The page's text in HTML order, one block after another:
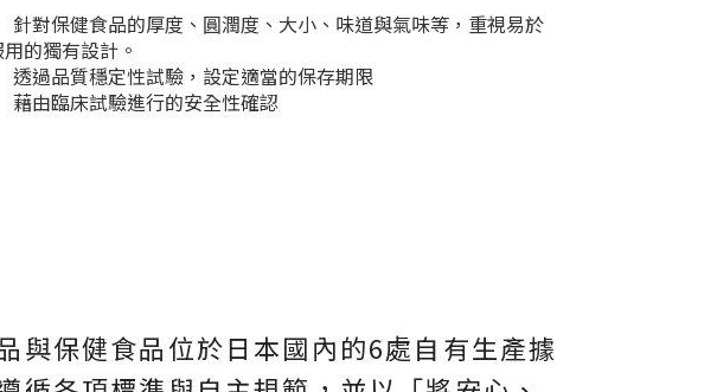
針對保健食品的厚度、圓潤度、大小、味道與氣味等，重視易於
的獨有設計。
透過品質穩定性試驗，設定適當的保存期限
藉由臨床試驗進行的安全性確認
與保健食品位於日本國內的6處自有生產據